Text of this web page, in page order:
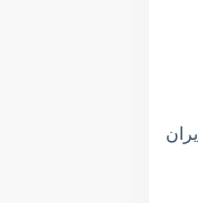
ترمینال شاخه ای پلی آمید سایز ۶ ایران